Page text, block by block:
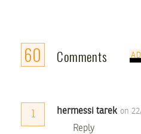
60 Comments
1 hermessi tarek on
Reply